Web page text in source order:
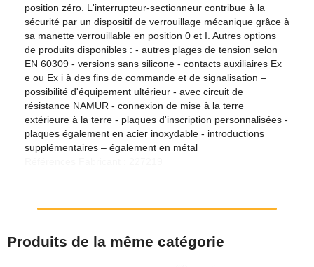
position zéro. L'interrupteur-sectionneur contribue à la
sécurité par un dispositif de verrouillage mécanique grâce à
sa manette verrouillable en position 0 et I. Autres options
de produits disponibles : - autres plages de tension selon
EN 60309 - versions sans silicone - contacts auxiliaires Ex
e ou Ex i à des fins de commande et de signalisation ‒
possibilité d'équipement ultérieur - avec circuit de
résistance NAMUR - connexion de mise à la terre
extérieure à la terre - plaques d'inscription personnalisées -
plaques également en acier inoxydable - introductions
supplémentaires ‒ également en métal
Produits de la même catégorie